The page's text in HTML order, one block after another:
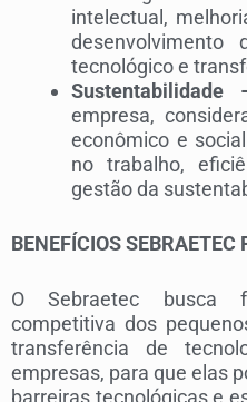
intelectual,
desenvolvimento
tecnológico e
Sustentabilidade
empresa,
econômico e
no trabalho,
gestão da
BENEFÍCIOS
O Sebraetec busca
competitiva dos
transferência de
empresas, para que elas